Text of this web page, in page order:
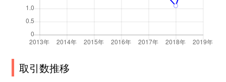
取引数推移